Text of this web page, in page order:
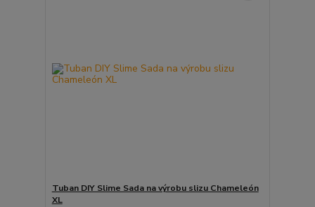
Tuban DIY Slime Sada na výrobu slizu Chameleón
XL